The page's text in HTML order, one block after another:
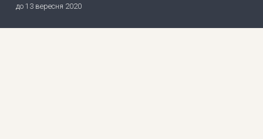
до 13 вересня 2020